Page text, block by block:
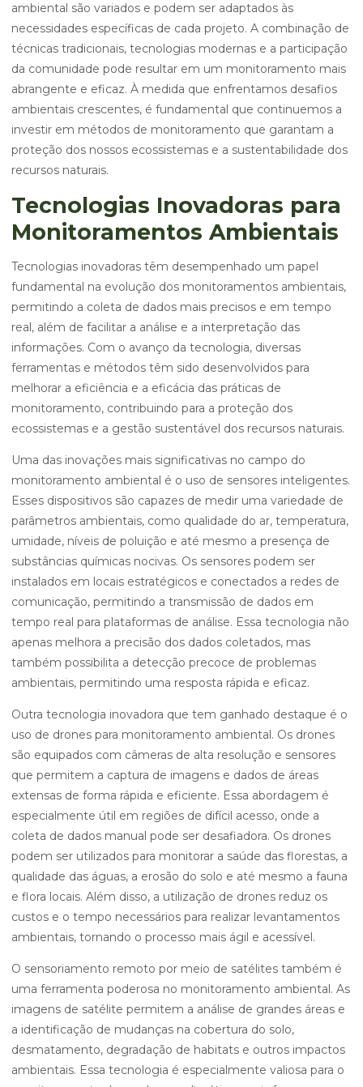
ambiental são variados e podem ser adaptados às
necessidades específicas de cada projeto. A combinação de
técnicas tradicionais, tecnologias modernas e a participação
da comunidade pode resultar em um monitoramento mais
abrangente e eficaz. À medida que enfrentamos desafios
ambientais crescentes, é fundamental que continuemos a
investir em métodos de monitoramento que garantam a
proteção dos nossos ecossistemas e a sustentabilidade dos
recursos naturais.
Tecnologias Inovadoras para
Monitoramentos Ambientais
Tecnologias inovadoras têm desempenhado um papel
fundamental na evolução dos monitoramentos ambientais,
permitindo a coleta de dados mais precisos e em tempo
real, além de facilitar a análise e a interpretação das
informações. Com o avanço da tecnologia, diversas
ferramentas e métodos têm sido desenvolvidos para
melhorar a eficiência e a eficácia das práticas de
monitoramento, contribuindo para a proteção dos
ecossistemas e a gestão sustentável dos recursos naturais.
Uma das inovações mais significativas no campo do
monitoramento ambiental é o uso de sensores inteligentes.
Esses dispositivos são capazes de medir uma variedade de
parâmetros ambientais, como qualidade do ar, temperatura,
umidade, níveis de poluição e até mesmo a presença de
substâncias químicas nocivas. Os sensores podem ser
instalados em locais estratégicos e conectados a redes de
comunicação, permitindo a transmissão de dados em
tempo real para plataformas de análise. Essa tecnologia não
apenas melhora a precisão dos dados coletados, mas
também possibilita a detecção precoce de problemas
ambientais, permitindo uma resposta rápida e eficaz.
Outra tecnologia inovadora que tem ganhado destaque é o
uso de drones para monitoramento ambiental. Os drones
são equipados com câmeras de alta resolução e sensores
que permitem a captura de imagens e dados de áreas
extensas de forma rápida e eficiente. Essa abordagem é
especialmente útil em regiões de difícil acesso, onde a
coleta de dados manual pode ser desafiadora. Os drones
podem ser utilizados para monitorar a saúde das florestas, a
qualidade das águas, a erosão do solo e até mesmo a fauna
e flora locais. Além disso, a utilização de drones reduz os
custos e o tempo necessários para realizar levantamentos
ambientais, tornando o processo mais ágil e acessível.
O sensoriamento remoto por meio de satélites também é
uma ferramenta poderosa no monitoramento ambiental. As
imagens de satélite permitem a análise de grandes áreas e
a identificação de mudanças na cobertura do solo,
desmatamento, degradação de habitats e outros impactos
ambientais. Essa tecnologia é especialmente valiosa para o